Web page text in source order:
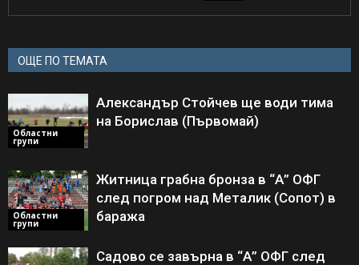
ОЩЕ ПО ТЕМАТА
Областни
групи
Александър Стойчев ще води тима
на Борислав (Първомай)
Областни
групи
Житница грабна бронза в “А” ОФГ
след погром над Металик (Сопот) в
баража
Садово се завърна в “А” ОФГ след